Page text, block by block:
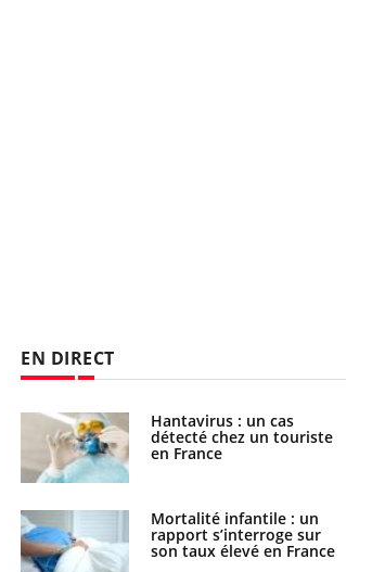
EN DIRECT
Hantavirus : un cas
détecté chez un touriste
en France
Mortalité infantile : un
rapport s’interroge sur
son taux élevé en France